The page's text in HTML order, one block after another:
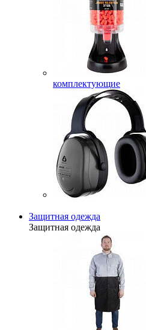
комплектующие
Защитная одежда
Защитная одежда